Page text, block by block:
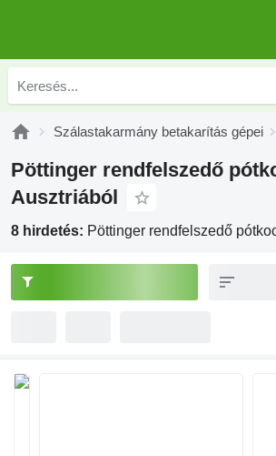
Szálastakarmány betakarítás gépei
Pöttinger rendfelszedő
Ausztriából
8 hirdetés: Pöttinger rendfelszedő